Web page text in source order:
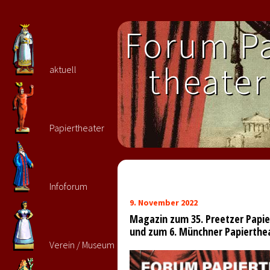
aktuell
Papiertheater
Infoforum
Verein / Museum
Forum
theater
9. November 2022
Magazin zum 35. Preetzer
und zum 6. Münchner